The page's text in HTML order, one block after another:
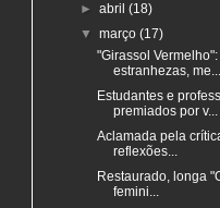
►abril(18)
▼março(17)
"Girassol
estranhezas, me...
Estudantes e
premiados por v...
Aclamada pela
reflexões...
Restaurado, longa
femini...